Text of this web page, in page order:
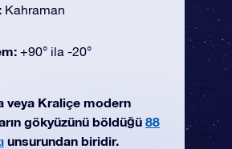
Kahraman
+90° ila -20°
veya Kraliçe modern
gökyüzünü böldüğü 88
unsurundan biridir.